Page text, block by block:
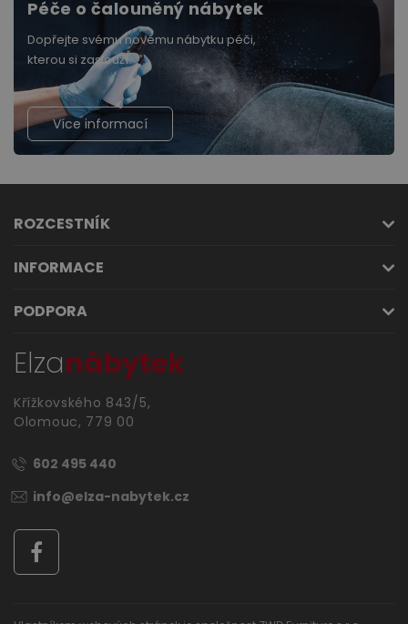
Péče o čalouněný nábytek
Dopřejte svému novému nábytku péči,
kterou si zaslouží.
Více informací
ROZCESTNÍK
INFORMACE
PODPORA
Elzanábytek
Křížkovského 843/5,
Olomouc, 779 00
602 495 440
info@elza-nabytek.cz